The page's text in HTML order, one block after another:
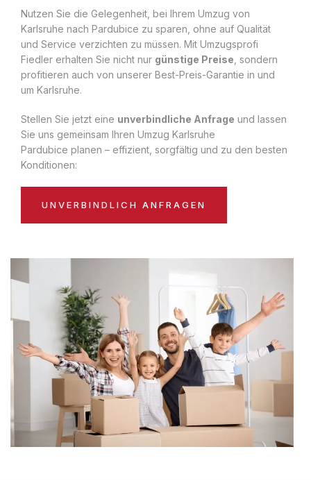
Nutzen Sie die Gelegenheit, bei Ihrem Umzug von
Karlsruhe nach Pardubice zu sparen, ohne auf Qualität
und Service verzichten zu müssen. Mit Umzugsprofi
Fiedler erhalten Sie nicht nur günstige Preise , sondern
profitieren auch von unserer Best-Preis-Garantie in und
um Karlsruhe.
Stellen Sie jetzt eine unverbindliche Anfrage und lassen
Sie uns gemeinsam Ihren Umzug Karlsruhe
Pardubice planen – effizient, sorgfältig und zu den besten
Konditionen:
UNVERBINDLICH ANFRAGEN